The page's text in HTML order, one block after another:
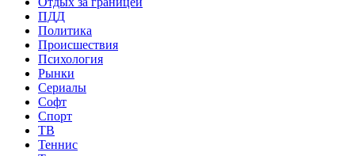
ПДД
Политика
Происшествия
Психология
Рынки
Сериалы
Софт
Спорт
ТВ
Теннис